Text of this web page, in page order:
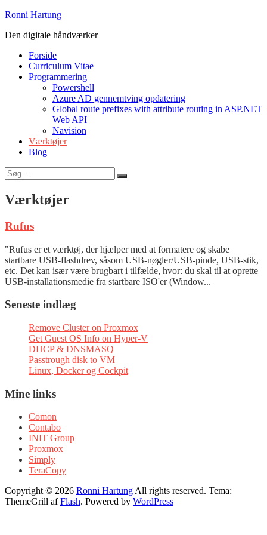
Videre
indhold
Ronni Hartung
Den digitale håndværker
Forside
Curriculum Vitae
Programmering
Powershell
Azure AD gennemtving opdatering
Global route prefixes with attribute routing in ASP.NET
Web API
Navision
Værktøjer
Blog
Søg
efter:
Søg
Værktøjer
Rufus
"Rufus er et værktøj, der hjælper med at formatere og skabe
startbare USB-flashdrev, såsom USB-nøgler/USB-pinde, USB-stik,
etc. Det kan især være brugbart i tilfælde, hvor: du skal til at oprette
USB-installationsmedie fra startbare ISO'er (Window...
Seneste indlæg
Remove Cluster on Proxmox
Get Guest OS Info on Hyper-V
DHCP & DNSMASQ
Passtrough disk to VM
Linux, Docker og Cockpit
Mine links
Comon
Contabo
INIT Group
Proxmox
Simply
TeraCopy
Copyright © 2026 Ronni HartungAll rights reserved. Tema:
ThemeGrill afFlash. Powered by WordPress